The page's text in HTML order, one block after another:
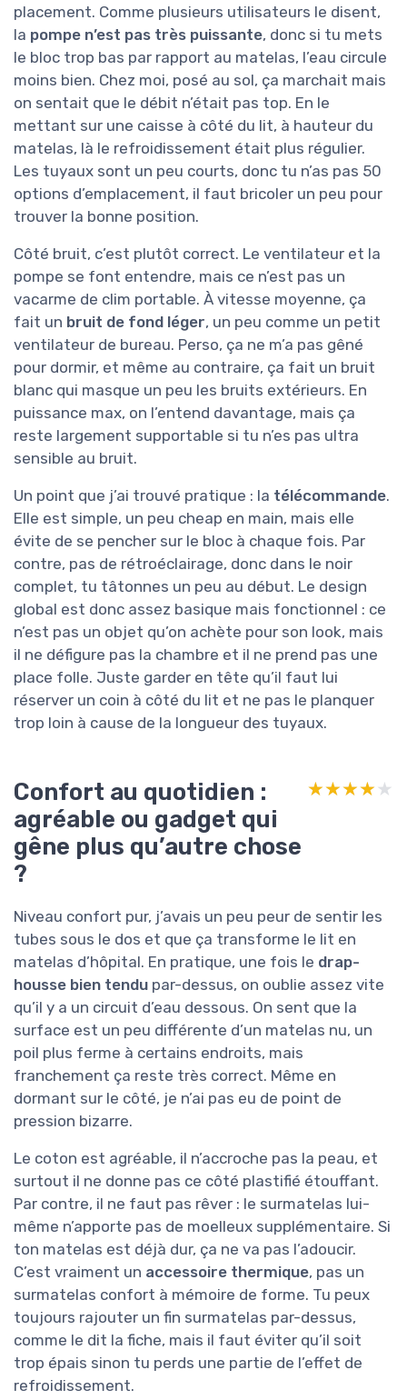
placement. Comme plusieurs utilisateurs le disent,
la pompe n’est pas très puissante, donc si tu mets
le bloc trop bas par rapport au matelas, l’eau circule
moins bien. Chez moi, posé au sol, ça marchait mais
on sentait que le débit n’était pas top. En le
mettant sur une caisse à côté du lit, à hauteur du
matelas, là le refroidissement était plus régulier.
Les tuyaux sont un peu courts, donc tu n’as pas 50
options d’emplacement, il faut bricoler un peu pour
trouver la bonne position.
Côté bruit, c’est plutôt correct. Le ventilateur et la
pompe se font entendre, mais ce n’est pas un
vacarme de clim portable. À vitesse moyenne, ça
fait un bruit de fond léger, un peu comme un petit
ventilateur de bureau. Perso, ça ne m’a pas gêné
pour dormir, et même au contraire, ça fait un bruit
blanc qui masque un peu les bruits extérieurs. En
puissance max, on l’entend davantage, mais ça
reste largement supportable si tu n’es pas ultra
sensible au bruit.
Un point que j’ai trouvé pratique : la télécommande.
Elle est simple, un peu cheap en main, mais elle
évite de se pencher sur le bloc à chaque fois. Par
contre, pas de rétroéclairage, donc dans le noir
complet, tu tâtonnes un peu au début. Le design
global est donc assez basique mais fonctionnel : ce
n’est pas un objet qu’on achète pour son look, mais
il ne défigure pas la chambre et il ne prend pas une
place folle. Juste garder en tête qu’il faut lui
réserver un coin à côté du lit et ne pas le planquer
trop loin à cause de la longueur des tuyaux.
Confort au quotidien :
agréable ou gadget qui
gêne plus qu’autre chose
?
★★★★★
★★★★★
Niveau confort pur, j’avais un peu peur de sentir les
tubes sous le dos et que ça transforme le lit en
matelas d’hôpital. En pratique, une fois le drap-
housse bien tendu par-dessus, on oublie assez vite
qu’il y a un circuit d’eau dessous. On sent que la
surface est un peu différente d’un matelas nu, un
poil plus ferme à certains endroits, mais
franchement ça reste très correct. Même en
dormant sur le côté, je n’ai pas eu de point de
pression bizarre.
Le coton est agréable, il n’accroche pas la peau, et
surtout il ne donne pas ce côté plastifié étouffant.
Par contre, il ne faut pas rêver : le surmatelas lui-
même n’apporte pas de moelleux supplémentaire. Si
ton matelas est déjà dur, ça ne va pas l’adoucir.
C’est vraiment un accessoire thermique, pas un
surmatelas confort à mémoire de forme. Tu peux
toujours rajouter un fin surmatelas par-dessus,
comme le dit la fiche, mais il faut éviter qu’il soit
trop épais sinon tu perds une partie de l’effet de
refroidissement.